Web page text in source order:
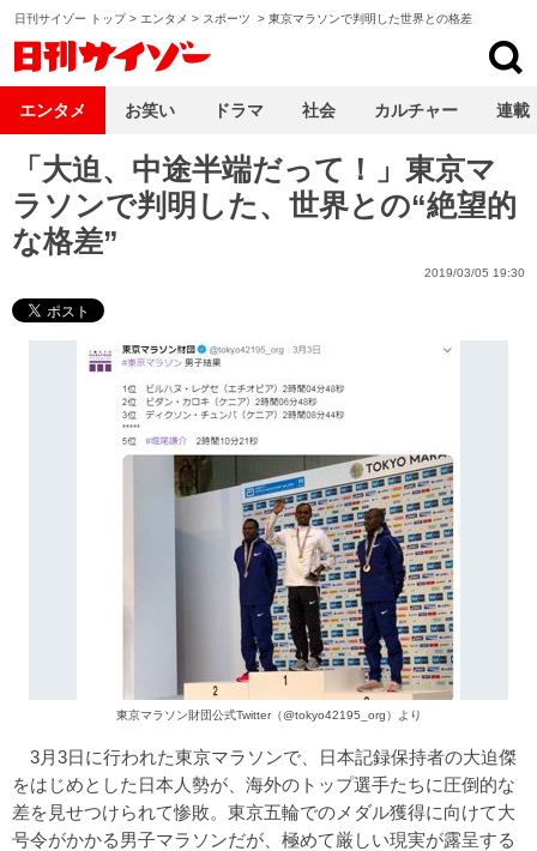
日刊サイゾー トップ> エンタメ > スポーツ > 東京マラソンで判明した世界との格差
「大迫、中途半端だって！」東京マ
ラソンで判明した、世界との“絶望的
な格差”
2019/03/05 19:30
東京マラソン財団公式Twitter（@tokyo42195_org）より
3月3日に行われた東京マラソンで、日本記録保持者の大迫傑
をはじめとした日本人勢が、海外のトップ選手たちに圧倒的な
差を見せつけられて惨敗。東京五輪でのメダル獲得に向けて大
号令がかかる男子マラソンだが、極めて厳しい現実が露呈する
エンタメ お笑い ドラマ 社会 カルチャー 連載